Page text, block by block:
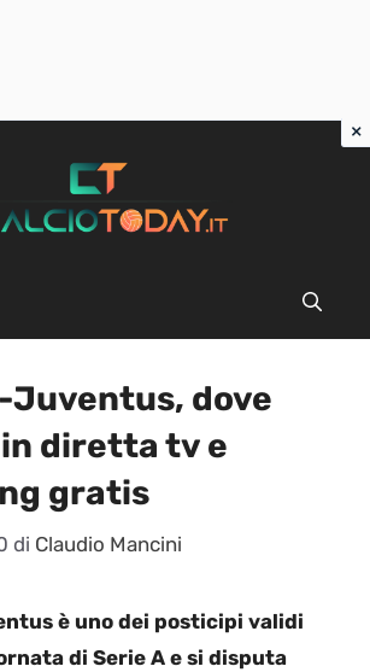
Juventus, dove
diretta tv e
gratis
di Claudio Mancini
è uno dei posticipi validi
di Serie A e si disputa